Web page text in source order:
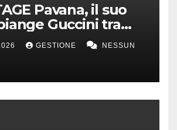
Pavana, il suo
Guccini tra
e fiori
GESTIONE NESSUN